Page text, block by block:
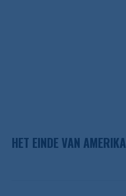
HET EINDE VAN AMERIKA